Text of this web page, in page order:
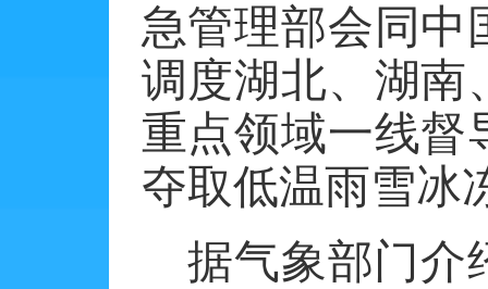
急管理部会同中
调度湖北、湖南
重点领域一线督
夺取低温雨雪冰
据气象部门介